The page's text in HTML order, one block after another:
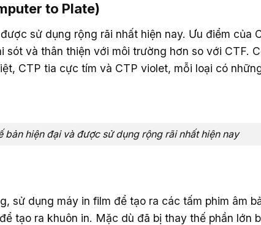
to Plate)
sử dụng rộng rãi nhất hiện nay. Ưu điểm của
sót và thân thiện với môi trường hơn so với CTF.
CTP tia cực tím và CTP violet, mỗi loại có
bản hiện đại và được sử dụng rộng rãi nhất hiện nay
sử dụng máy in film để tạo ra các tấm phim âm
tạo ra khuôn in. Mặc dù đã bị thay thế phần lớn